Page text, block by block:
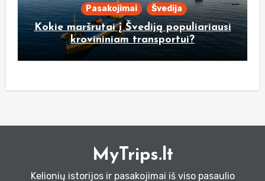
Pasakojimai Švedija
Kokie maršrutai į Švediją populiariausi
krovininiam transportui?
MyTrips.lt
Kelionių istorijos ir pasakojimai iš viso pasaulio